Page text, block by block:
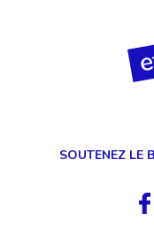
SOUTENEZ LE